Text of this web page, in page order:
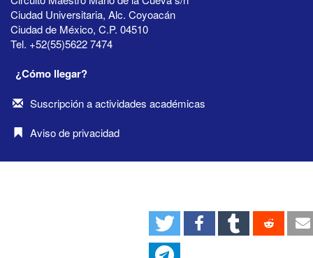
Ciudad Universitaria, Alc. Coyoacán
Ciudad de México, C.P. 04510
Tel. +52(55)5622 7474
¿Cómo llegar?
Suscripción a actividades académicas
Aviso de privacidad